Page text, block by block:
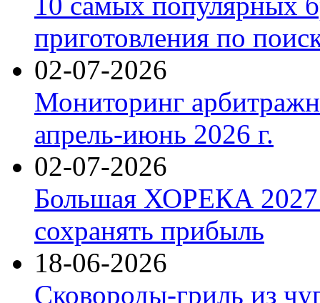
приготовления по
02-07-2026
Мониторинг
апрель-июнь 2026 г.
02-07-2026
Большая ХОРЕКА 2027:
сохранять прибыль
18-06-2026
Сковороды-гриль из